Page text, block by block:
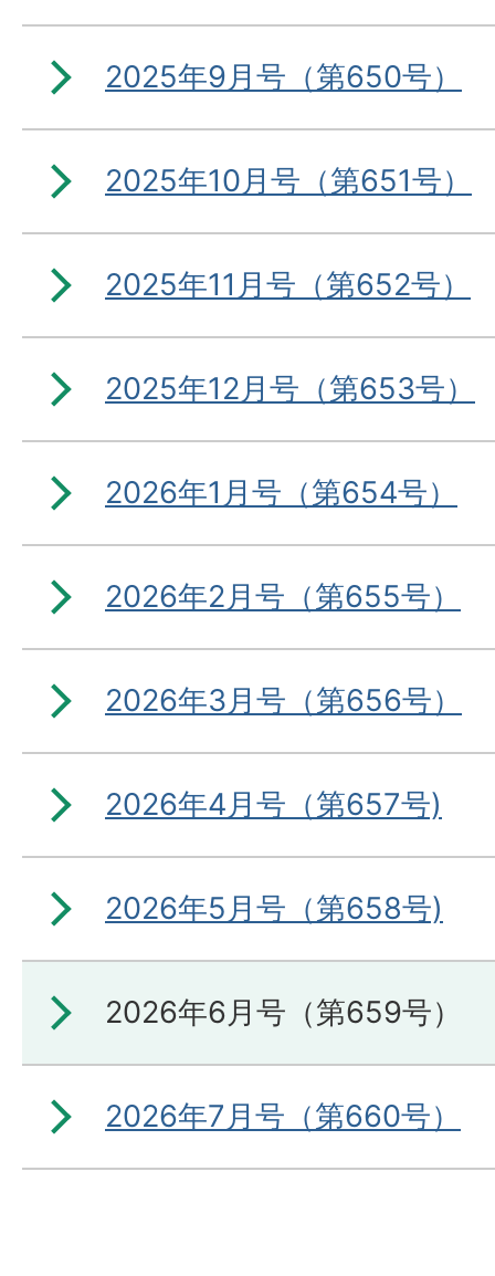
2025年9月号（第650号）
2025年10月号（第651号）
2025年11月号（第652号）
2025年12月号（第653号）
2026年1月号（第654号）
2026年2月号（第655号）
2026年3月号（第656号）
2026年4月号（第657号)
2026年5月号（第658号)
2026年6月号（第659号）
2026年7月号（第660号）